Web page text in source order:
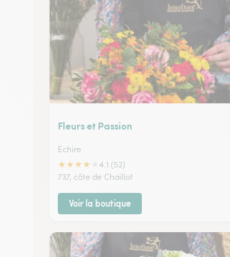
Fleurs et Passion
Echire
★★★★
4.1 (52)
737, côte de Chaillot
Voir la boutique